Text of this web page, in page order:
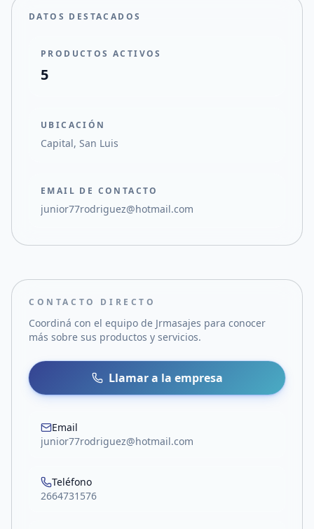
DATOS DESTACADOS
PRODUCTOS ACTIVOS
5
UBICACIÓN
Capital, San Luis
EMAIL DE CONTACTO
junior77rodriguez@hotmail.com
CONTACTO DIRECTO
Coordiná con el equipo de Jrmasajes para conocer
más sobre sus productos y servicios.
Llamar a la empresa
Email
junior77rodriguez@hotmail.com
Teléfono
2664731576